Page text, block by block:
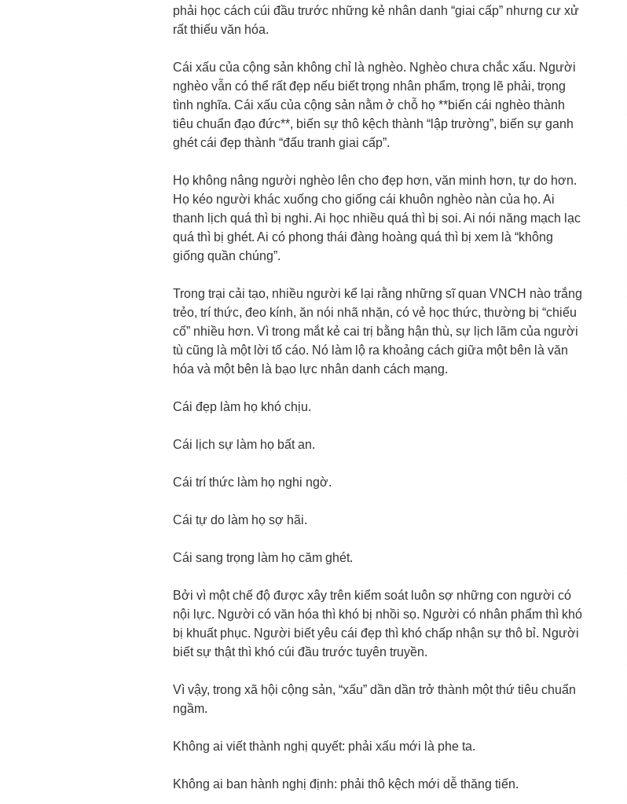
phải học cách cúi đầu trước những kẻ nhân danh “giai cấp” nhưng cư xử
rất thiếu văn hóa.
Cái xấu của cộng sản không chỉ là nghèo. Nghèo chưa chắc xấu. Người
nghèo vẫn có thể rất đẹp nếu biết trọng nhân phẩm, trọng lẽ phải, trọng
tình nghĩa. Cái xấu của cộng sản nằm ở chỗ họ **biến cái nghèo thành
tiêu chuẩn đạo đức**, biến sự thô kệch thành “lập trường”, biến sự ganh
ghét cái đẹp thành “đấu tranh giai cấp”.
Họ không nâng người nghèo lên cho đẹp hơn, văn minh hơn, tự do hơn.
Họ kéo người khác xuống cho giống cái khuôn nghèo nàn của họ. Ai
thanh lịch quá thì bị nghi. Ai học nhiều quá thì bị soi. Ai nói năng mạch lạc
quá thì bị ghét. Ai có phong thái đàng hoàng quá thì bị xem là “không
giống quần chúng”.
Trong trại cải tạo, nhiều người kể lại rằng những sĩ quan VNCH nào trắng
trẻo, trí thức, đeo kính, ăn nói nhã nhặn, có vẻ học thức, thường bị “chiếu
cố” nhiều hơn. Vì trong mắt kẻ cai trị bằng hận thù, sự lịch lãm của người
tù cũng là một lời tố cáo. Nó làm lộ ra khoảng cách giữa một bên là văn
hóa và một bên là bạo lực nhân danh cách mạng.
Cái đẹp làm họ khó chịu.
Cái lịch sự làm họ bất an.
Cái trí thức làm họ nghi ngờ.
Cái tự do làm họ sợ hãi.
Cái sang trọng làm họ căm ghét.
Bởi vì một chế độ được xây trên kiểm soát luôn sợ những con người có
nội lực. Người có văn hóa thì khó bị nhồi sọ. Người có nhân phẩm thì khó
bị khuất phục. Người biết yêu cái đẹp thì khó chấp nhận sự thô bỉ. Người
biết sự thật thì khó cúi đầu trước tuyên truyền.
Vì vậy, trong xã hội cộng sản, “xấu” dần dần trở thành một thứ tiêu chuẩn
ngầm.
Không ai viết thành nghị quyết: phải xấu mới là phe ta.
Không ai ban hành nghị định: phải thô kệch mới dễ thăng tiến.